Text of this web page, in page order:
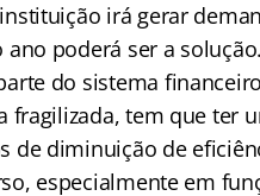
irá gerar
poderá ser a
do sistema
fragilizada, tem que ter
diminuição de
especialmente em